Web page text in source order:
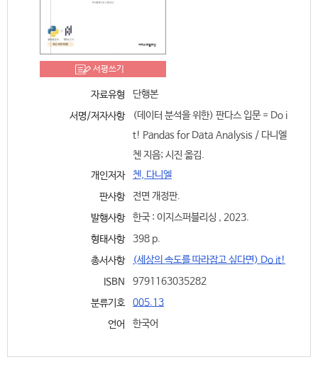
서평쓰기
자료유형
단행본
서명/저자사항
(데이터 분석을 위한) 판다스 입문 = Do i
t! Pandas for Data Analysis / 다니엘
첸 지음; 시진 옮김.
개인저자
첸, 다니엘
판사항
전면 개정판.
발행사항
한국 : 이지스퍼블리싱 , 2023.
형태사항
398 p.
총서사항
(세상의 속도를 따라잡고 싶다면) Do it!
ISBN
9791163035282
분류기호
005.13
언어
한국어